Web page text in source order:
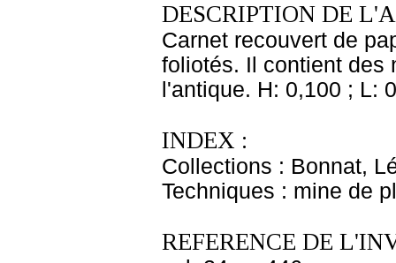
DESCRIPTION DE
Carnet recouvert de
foliotés. Il contient des
l'antique. H: 0,100 ; L:
INDEX :
Collections : Bonnat,
Techniques : mine de
REFERENCE DE